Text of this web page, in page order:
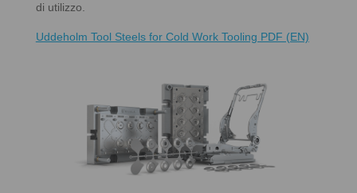
di utilizzo.
Uddeholm Tool Steels for Cold Work Tooling PDF (EN)